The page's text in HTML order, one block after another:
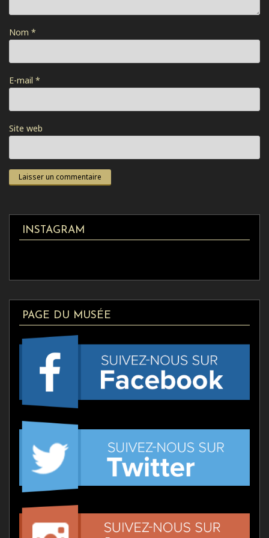
Nom *
E-mail *
Site web
INSTAGRAM
PAGE DU MUSÉE